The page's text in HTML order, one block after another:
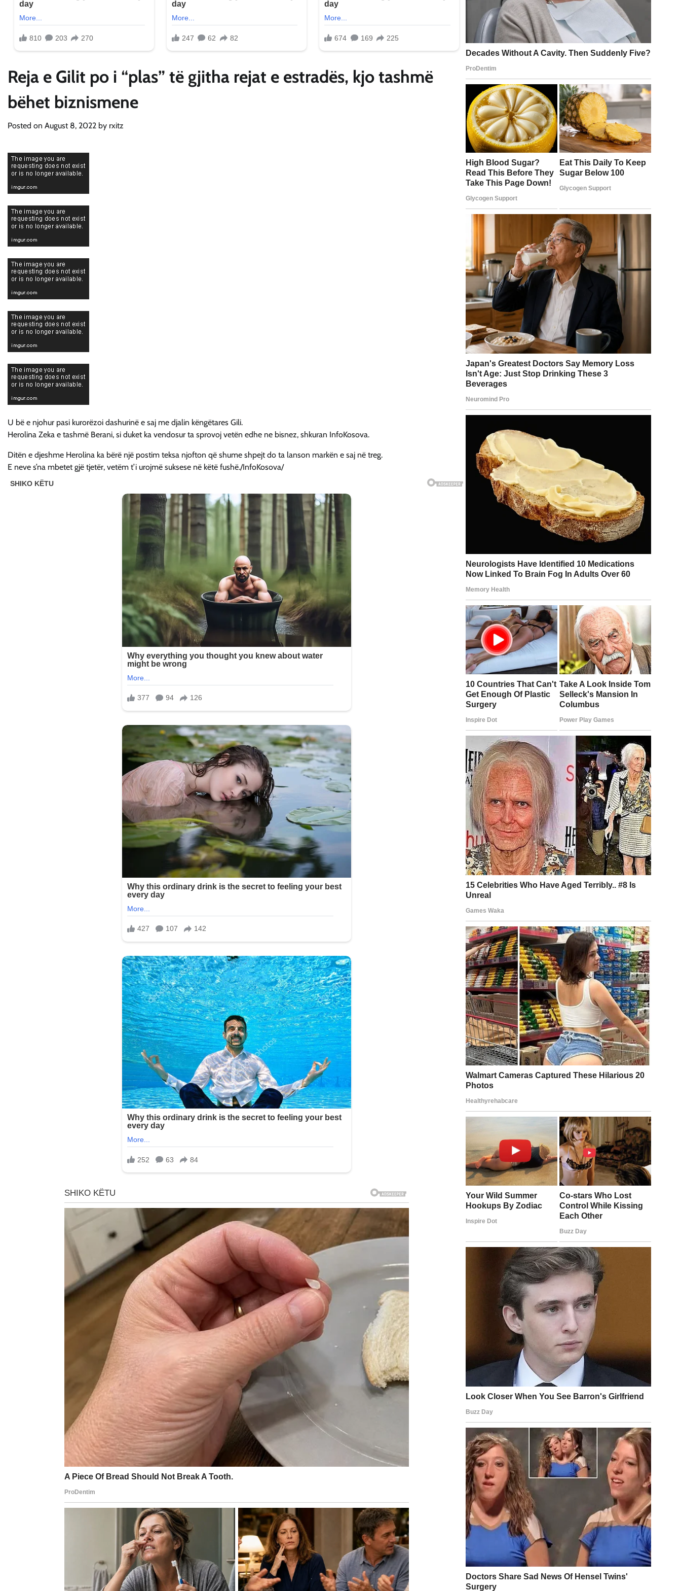
Reja e Gilit po i “plas” të gjitha rejat e estradës, kjo tashmë
bëhet biznismene
Posted on August 8, 2022 by rxitz
U bë e njohur pasi kurorëzoi dashurinë e saj me djalin këngëtares Gili.
Herolina Zeka e tashmë Berani, si duket ka vendosur ta sprovoj vetën edhe ne bisnez, shkuran InfoKosova.
Ditën e djeshme Herolina ka bërë një postim teksa njofton që shume shpejt do ta lanson markën e saj në treg.
E neve s’na mbetet gjë tjetër, vetëm t’i urojmë suksese në këtë fushë./InfoKosova/